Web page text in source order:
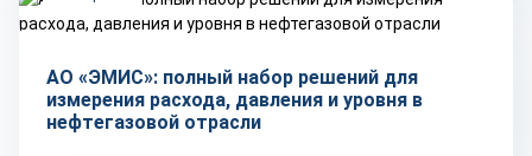
АО «ЭМИС»: полный набор решений для
измерения расхода, давления и уровня в
нефтегазовой отрасли